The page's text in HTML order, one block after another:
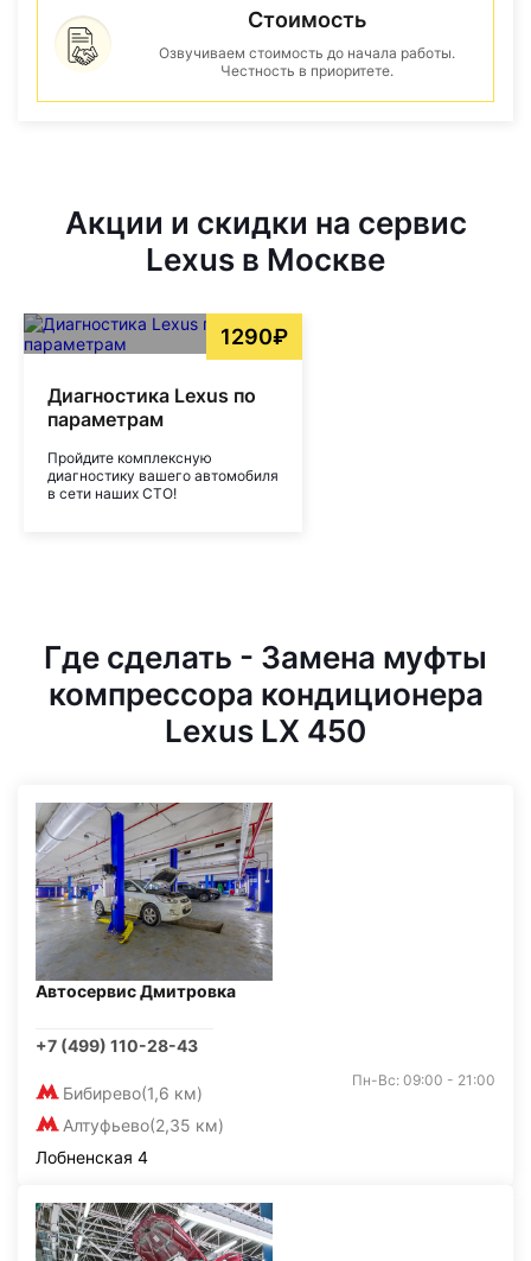
Стоимость
Озвучиваем стоимость до начала работы.
Честность в приоритете.
Акции и скидки на сервис
Lexus в Москве
1290₽
Диагностика Lexus по
параметрам
Пройдите комплексную
диагностику вашего автомобиля
в сети наших СТО!
Где сделать - Замена муфты
компрессора кондиционера
Lexus LX 450
Автосервис Дмитровка
+7 (499) 110-28-43
Бибирево(1,6 км)
Алтуфьево(2,35 км)
Пн-Вс: 09:00 - 21:00
Лобненская 4